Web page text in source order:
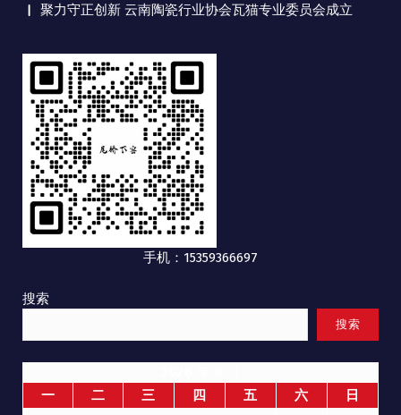
聚力守正创新 云南陶瓷行业协会瓦猫专业委员会成立
手机：15359366697
搜索
搜索
一
二 三 四 五 六
日